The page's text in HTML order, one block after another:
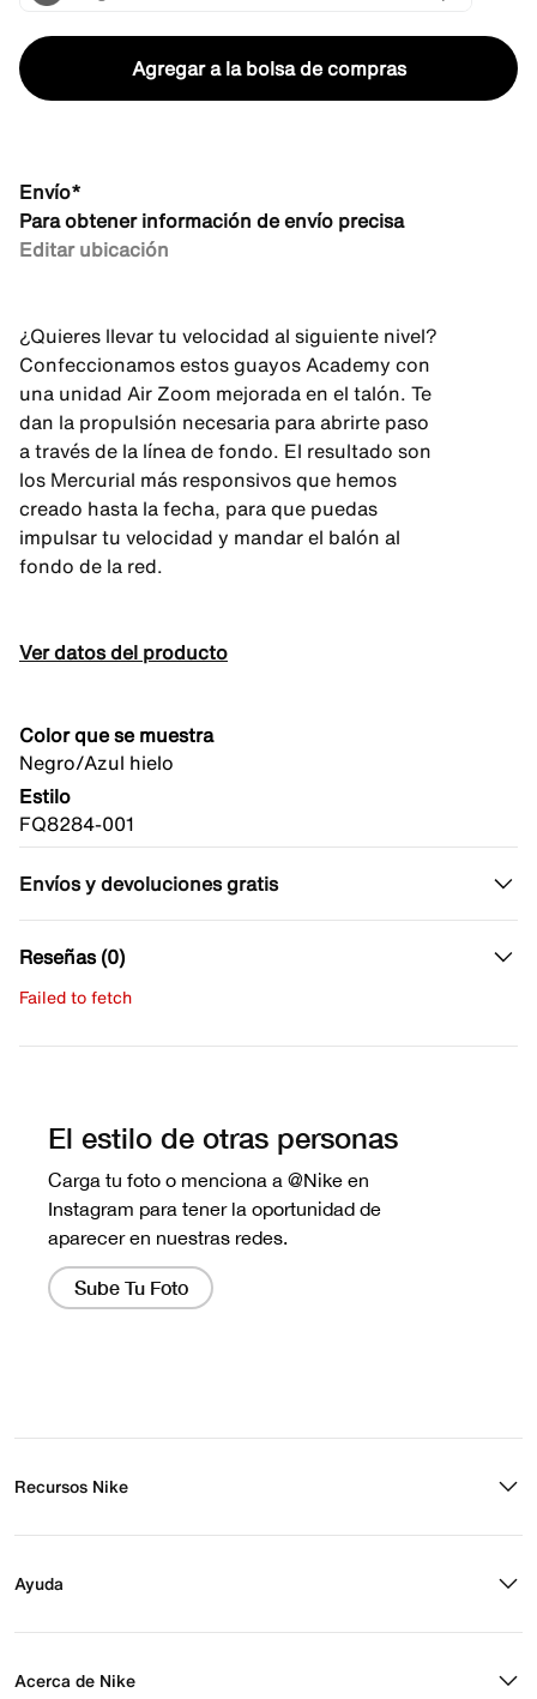
Agregar a la bolsa de compras
Envío*
Para obtener información de envío precisa
Editar ubicación
¿Quieres llevar tu velocidad al siguiente nivel?
Confeccionamos estos guayos Academy con
una unidad Air Zoom mejorada en el talón. Te
dan la propulsión necesaria para abrirte paso
a través de la línea de fondo. El resultado son
los Mercurial más responsivos que hemos
creado hasta la fecha, para que puedas
impulsar tu velocidad y mandar el balón al
fondo de la red.
Ver datos del producto
Color que se muestra
Negro/Azul hielo
Estilo
FQ8284-001
Envíos y devoluciones gratis
Reseñas (0)
Failed to fetch
Recursos Nike
Regístrate para recibir correos
Ayuda
Preguntas frecuentes
Acerca de Nike